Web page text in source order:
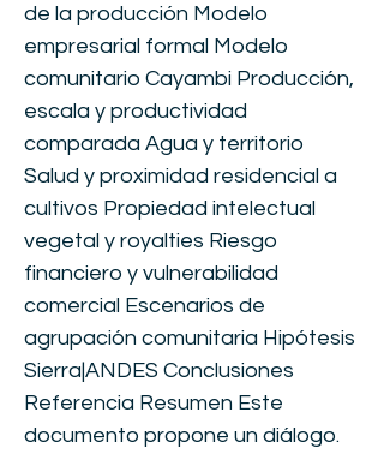
de la producción Modelo
empresarial formal Modelo
comunitario Cayambi Producción,
escala y productividad
comparada Agua y territorio
Salud y proximidad residencial a
cultivos Propiedad intelectual
vegetal y royalties Riesgo
financiero y vulnerabilidad
comercial Escenarios de
agrupación comunitaria Hipótesis
Sierra|ANDES Conclusiones
Referencia Resumen Este
documento propone un diálogo.